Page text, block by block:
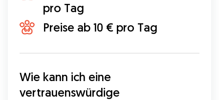
pro Tag
Preise ab 10 € pro Tag
Wie kann ich eine
vertrauenswürdige